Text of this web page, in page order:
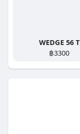
WEDGE 56 T
฿3300